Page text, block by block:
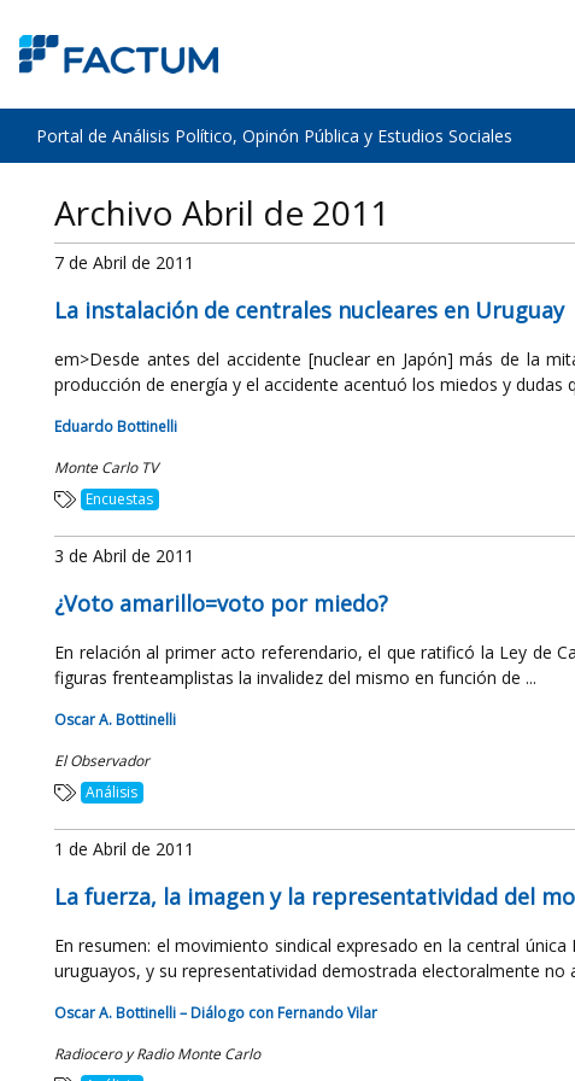
Portal de Análisis Político, Opinón Pública y Estudios Sociales
Archivo Abril de 2011
7 de Abril de 2011
La instalación de centrales nucleares en Uruguay
em>Desde antes del accidente [nuclear en Japón] más de la
producción de energía y el accidente acentuó los miedos y dudas
Eduardo Bottinelli
Monte Carlo TV
Encuestas
3 de Abril de 2011
¿Voto amarillo=voto por miedo?
En relación al primer acto referendario, el que ratificó la Ley de
figuras frenteamplistas la invalidez del mismo en función de ...
Oscar A. Bottinelli
El Observador
Análisis
1 de Abril de 2011
La fuerza, la imagen y la representatividad del
En resumen: el movimiento sindical expresado en la central
uruguayos, y su representatividad demostrada electoralmente no
Oscar A. Bottinelli – Diálogo con Fernando Vilar
Radiocero y Radio Monte Carlo